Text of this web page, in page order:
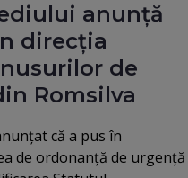
anunță
direcția
de
Romsilva
că a pus în
de ordonanță de urgență